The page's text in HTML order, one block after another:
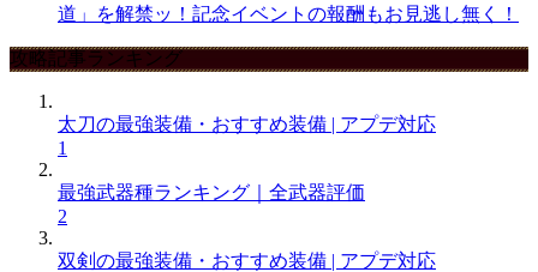
道」を解禁ッ！記念イベントの報酬もお見逃し無く！
攻略記事ランキング
太刀の最強装備・おすすめ装備 | アプデ対応
1
最強武器種ランキング｜全武器評価
2
双剣の最強装備・おすすめ装備 | アプデ対応